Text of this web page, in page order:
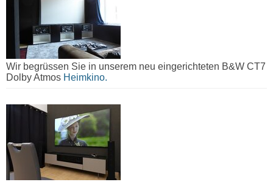
Wir begrüssen Sie in unserem neu eingerichteten B&W CT7
Dolby Atmos Heimkino.